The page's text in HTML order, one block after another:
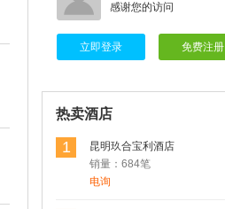
感谢您的访问
立即登录 免费注册
热卖酒店
1
昆明玖合宝利酒店
销量：684笔
电询